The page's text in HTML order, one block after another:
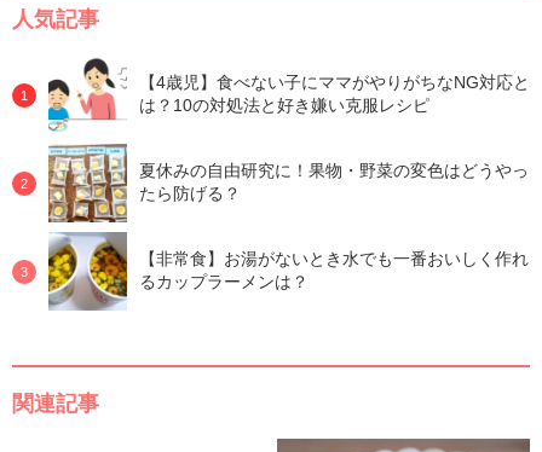
人気記事
【4歳児】食べない子にママがやりがちなNG対応と
は？10の対処法と好き嫌い克服レシピ
夏休みの自由研究に！果物・野菜の変色はどうやっ
たら防げる？
【非常食】お湯がないとき水でも一番おいしく作れ
るカップラーメンは？
関連記事